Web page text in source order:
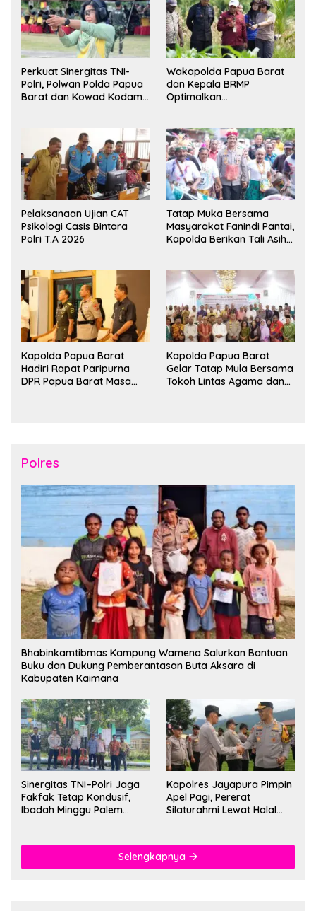
Perkuat Sinergitas TNI-
Polri, Polwan Polda Papua
Barat dan Kowad Kodam
Persahabatan
Wakapolda Papua Barat
dan Kepala BRMP
Optimalkan
Pangan Papua Barat
Pelaksanaan Ujian CAT
Psikologi Casis Bintara
Polri T.A 2026
Tatap Muka Bersama
Masyarakat Fanindi Pantai,
Kapolda Berikan Tali Asih
Kapolda Papua Barat
Hadiri Rapat Paripurna
DPR Papua Barat Masa
Kapolda Papua Barat
Gelar Tatap Mula Bersama
Tokoh Lintas Agama dan
Polres
Bhabinkamtibmas Kampung Wamena Salurkan Bantuan
Buku dan Dukung Pemberantasan Buta Aksara di
Kabupaten Kaimana
Sinergitas TNI–Polri Jaga
Fakfak Tetap Kondusif,
Ibadah Minggu Palem
Kapolres Jayapura Pimpin
Apel Pagi, Pererat
Silaturahmi Lewat Halal
Selengkapnya